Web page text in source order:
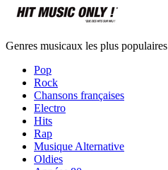
Genres musicaux les plus populaires
Pop
Rock
Chansons françaises
Electro
Hits
Rap
Musique Alternative
Oldies